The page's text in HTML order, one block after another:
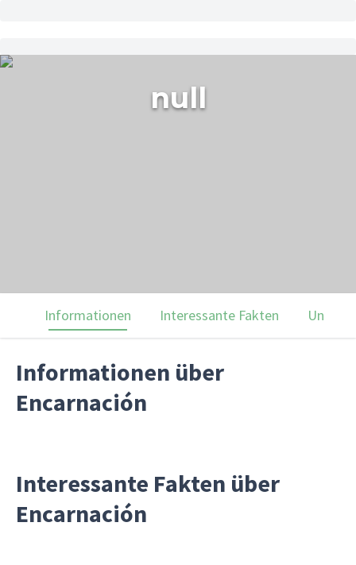
null
Informationen Interessante Fakten Unsere
Informationen über
Encarnación
Interessante Fakten über
Encarnación